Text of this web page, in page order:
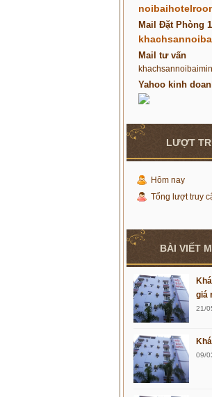
Mail Đặt Phòng 1
Mail tư vấn
Yahoo kinh
LƯỢT
Hôm nay
Tổng lượt truy
BÀI VIẾT
giá
21/
09/